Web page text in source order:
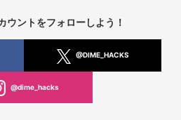
ウントをフォローしよう！
@DIME_HACKS
@dime_hacks